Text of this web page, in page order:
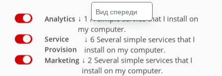
Analytics ↓ 1 A simple service that I install on
my computer.
Service
Provision
↓ 6 Several simple services that I
install on my computer.
Marketing ↓ 2 Several simple services that I
install on my computer.